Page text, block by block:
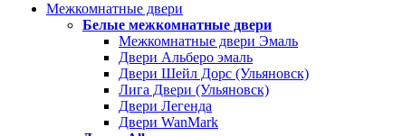
Межкомнатные двери
Белые межкомнатные двери
Межкомнатные двери Эмаль
Двери Альберо эмаль
Двери Шейл Дорс (Ульяновск)
Лига Двери (Ульяновск)
Двери Легенда
Двери WanMark